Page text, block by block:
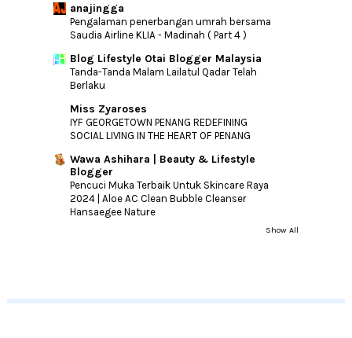
anajingga
Pengalaman penerbangan umrah bersama
Saudia Airline KLIA - Madinah ( Part 4 )
Blog Lifestyle Otai Blogger Malaysia
Tanda-Tanda Malam Lailatul Qadar Telah
Berlaku
Miss Zyaroses
IYF GEORGETOWN PENANG REDEFINING
SOCIAL LIVING IN THE HEART OF PENANG
Wawa Ashihara | Beauty & Lifestyle
Blogger
Pencuci Muka Terbaik Untuk Skincare Raya
2024 | Aloe AC Clean Bubble Cleanser
Hansaegee Nature
Show All